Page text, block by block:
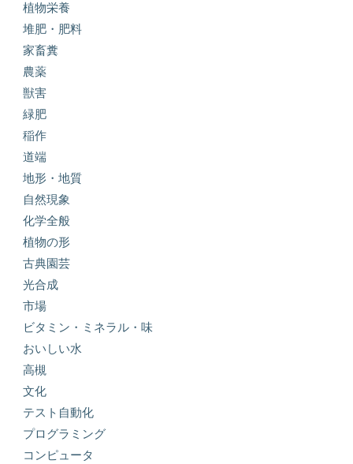
植物栄養
堆肥・肥料
家畜糞
農薬
獣害
緑肥
稲作
道端
地形・地質
自然現象
化学全般
植物の形
古典園芸
光合成
市場
ビタミン・ミネラル・味
おいしい水
高槻
文化
テスト自動化
プログラミング
コンピュータ